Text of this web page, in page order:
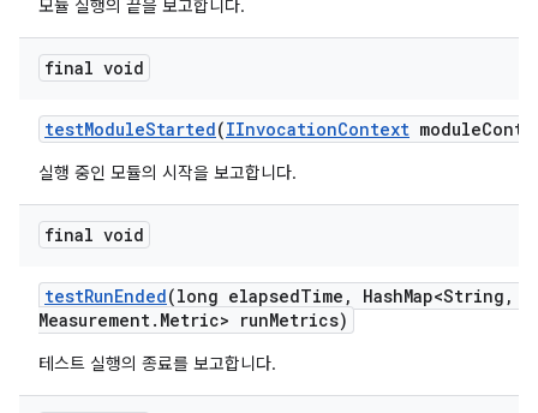
모듈 실행의 끝을 보고합니다.
final void
testModuleStarted(IInvocationContext module
실행 중인 모듈의 시작을 보고합니다.
final void
testRunEnded(long elapsedTime , HashMap<String ,
Measurement. Metric> runMetrics)
테스트 실행의 종료를 보고합니다.